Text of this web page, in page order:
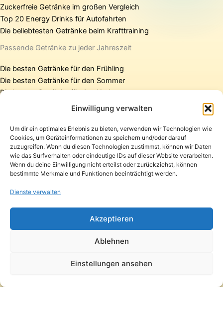
Einwilligung verwalten
Um dir ein optimales Erlebnis zu bieten, verwenden wir Technologien wie
Cookies, um Geräteinformationen zu speichern und/oder darauf
zuzugreifen. Wenn du diesen Technologien zustimmst, können wir Daten
wie das Surfverhalten oder eindeutige IDs auf dieser Website verarbeiten.
Wenn du deine Einwilligung nicht erteilst oder zurückziehst, können
bestimmte Merkmale und Funktionen beeinträchtigt werden.
Dienste verwalten
Akzeptieren
Ablehnen
Einstellungen ansehen
Zuckerfreie Getränke im großen Vergleich
Top 20 Energy Drinks für Autofahrten
Die beliebtesten Getränke beim Krafttraining
Passende Getränke zu jeder Jahreszeit
Die besten Getränke für den Frühling
Die besten Getränke für den Sommer
Die besten Getränke für den Herbst
Die besten Getränke für den Winter
Startseite
Presse
Kontakt / Support
Datenschutzerklärung
Copyright © 2026 Pfandpirat | Präsentiert vonZimmermanns
Internet & PR-Beratung
Instagram